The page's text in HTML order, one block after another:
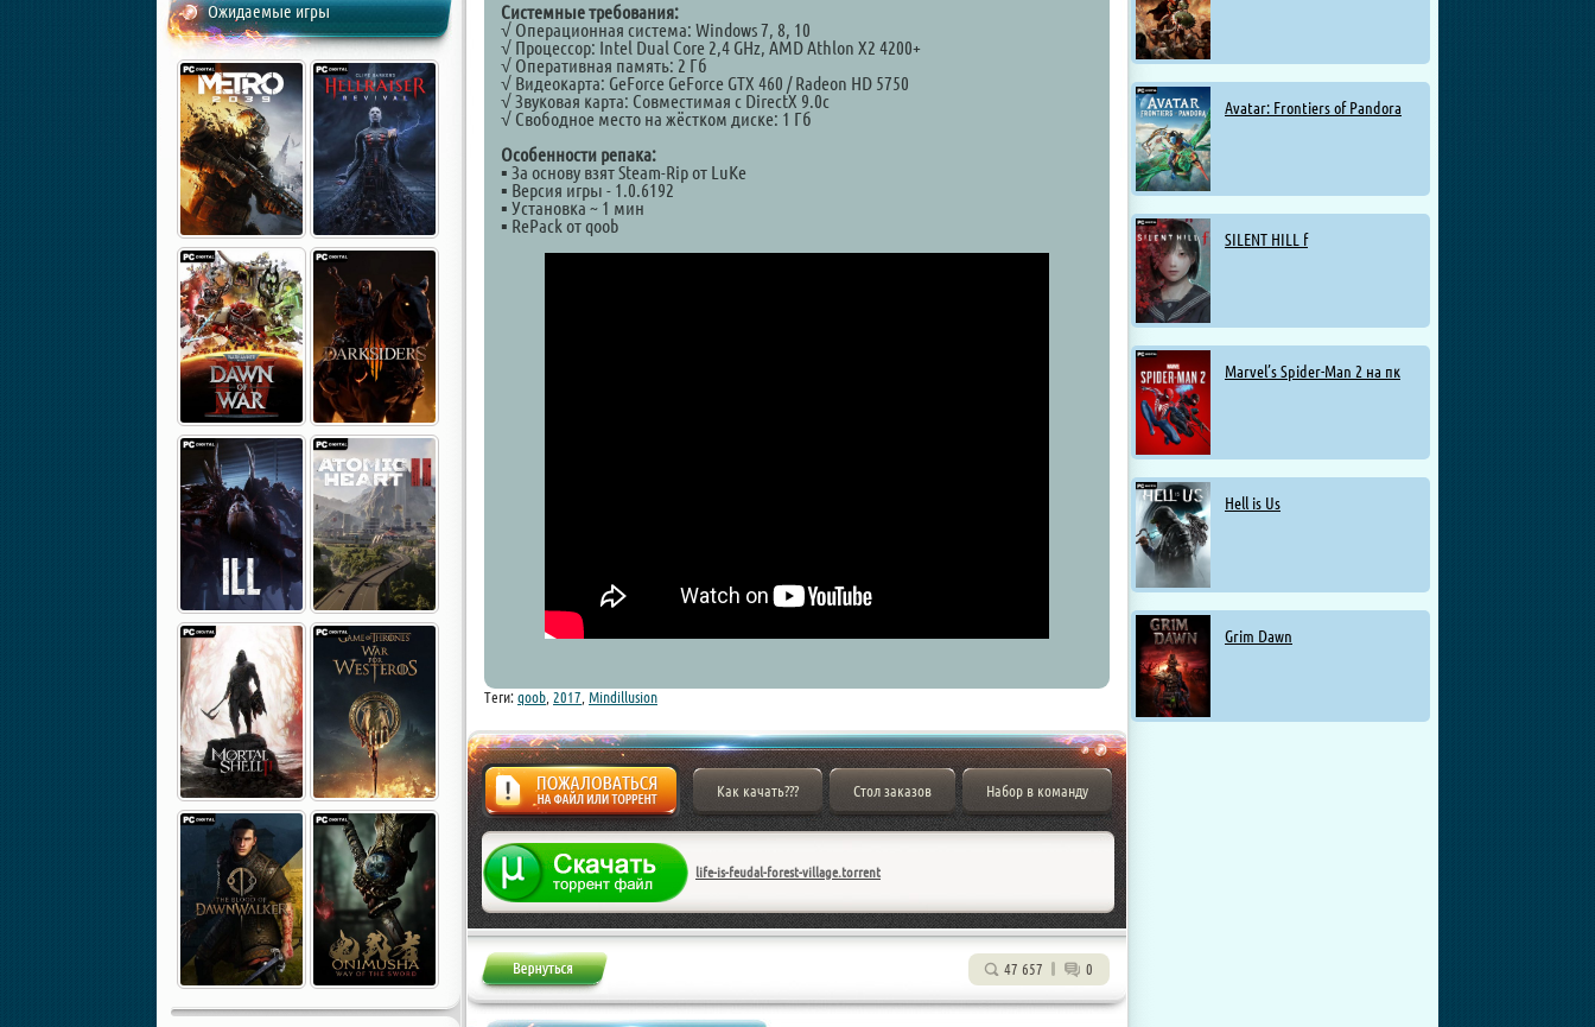
Ожидаемые игры
Avatar: Frontiers of Pandora
SILENT HILL f
Marvel’s Spider-Man 2 на пк
Hell is Us
Grim Dawn
Системные требования:
√ Операционная система: Windows 7, 8, 10
√ Процессор: Intel Dual Core 2,4 GHz, AMD Athlon X2 4200+
√ Оперативная память: 2 Гб
√ Видеокарта: GeForce GeForce GTX 460 / Radeon HD 5750
√ Звуковая карта: Совместимая с DirectX 9.0c
√ Свободное место на жёстком диске: 1 Гб
Особенности репака:
▪ За основу взят Steam-Rip от LuKe
▪ Версия игры - 1.0.6192
▪ Установка ~ 1 мин
▪ RePack от qoob
Теги: qoob 2017 Mindillusion
Жалоба
Как качать??? Стол заказов Набор в команду
life-is-feudal-forest-village.torrent
47 657 0